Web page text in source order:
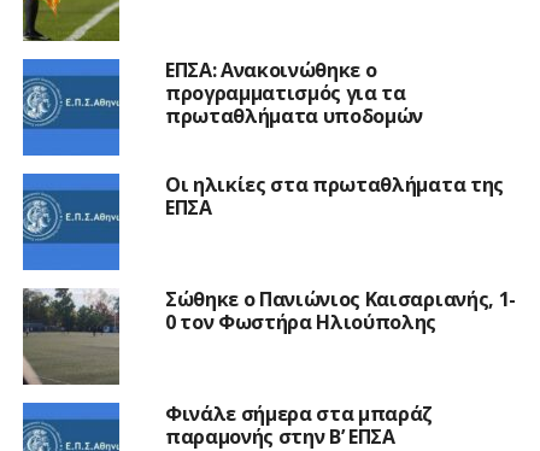
ΕΠΣΑ: Ανακοινώθηκε ο
προγραμματισμός για τα
πρωταθλήματα υποδομών
Οι ηλικίες στα πρωταθλήματα της
ΕΠΣΑ
Σώθηκε ο Πανιώνιος Καισαριανής, 1-
0 τον Φωστήρα Ηλιούπολης
Φινάλε σήμερα στα μπαράζ
παραμονής στην Β’ ΕΠΣΑ